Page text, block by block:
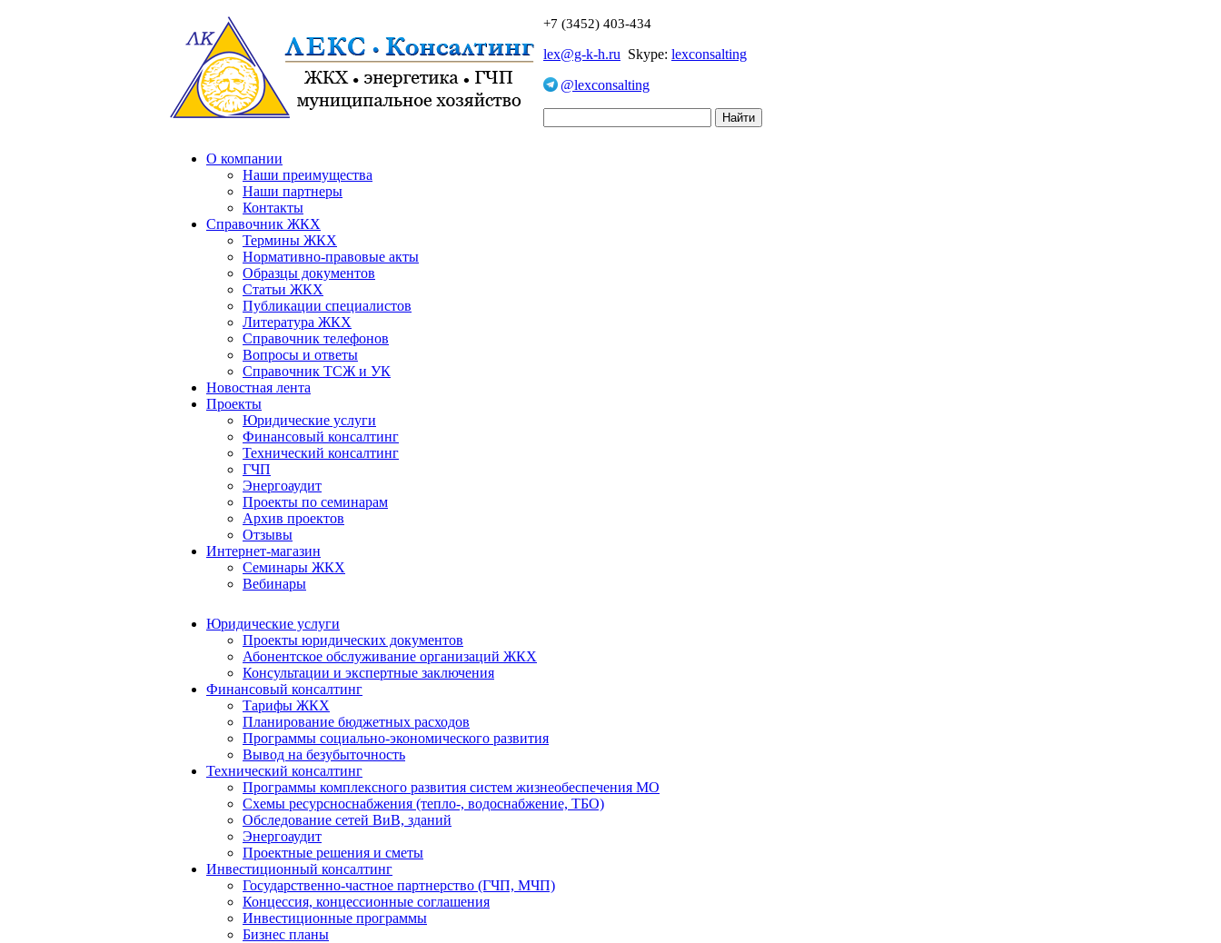
+7 (3452) 403-434
lex@g-k-h.ru Skype: lexconsalting
@lexconsalting
О компании
Наши преимущества
Наши партнеры
Контакты
Справочник ЖКХ
Термины ЖКХ
Нормативно-правовые акты
Образцы документов
Статьи ЖКХ
Публикации специалистов
Литература ЖКХ
Справочник телефонов
Вопросы и ответы
Справочник ТСЖ и УК
Новостная лента
Проекты
Юридические услуги
Финансовый консалтинг
Технический консалтинг
ГЧП
Энергоаудит
Проекты по семинарам
Архив проектов
Отзывы
Интернет-магазин
Семинары ЖКХ
Вебинары
Юридические услуги
Проекты юридических документов
Абонентское обслуживание организаций ЖКХ
Консультации и экспертные заключения
Финансовый консалтинг
Тарифы ЖКХ
Планирование бюджетных расходов
Программы социально-экономического развития
Вывод на безубыточность
Технический консалтинг
Программы комплексного развития систем жизнеобеспечения МО
Схемы ресурсноснабжения (тепло-, водоснабжение, ТБО)
Обследование сетей ВиВ, зданий
Энергоаудит
Проектные решения и сметы
Инвестиционный консалтинг
Государственно-частное партнерство (ГЧП, МЧП)
Концессия, концессионные соглашения
Инвестиционные программы
Бизнес планы